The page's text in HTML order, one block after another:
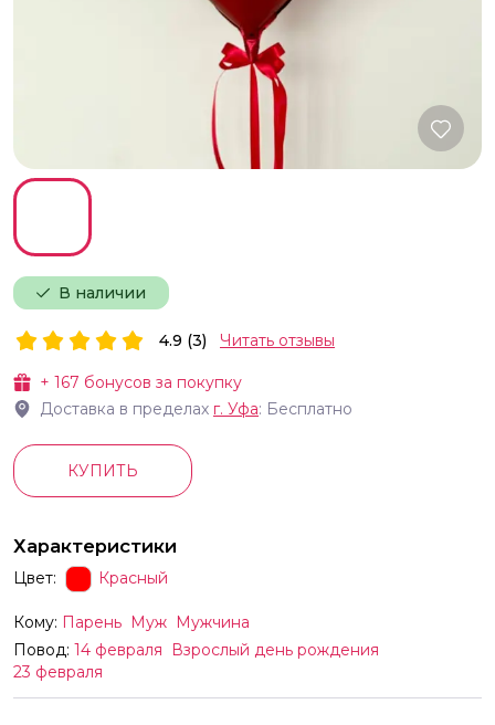
В наличии
+ 167 бонусов за покупку
Доставка в пределах г. Уфа: Бесплатно
4.9 (3) Читать отзывы
КУПИТЬ
Характеристики
Цвет: Красный
Кому: Парень Муж Мужчина
Повод: 14 февраля
Взрослый день рождения
23 февраля